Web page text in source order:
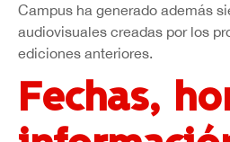
Campus ha generado además
audiovisuales creadas por los
ediciones anteriores.
Fechas,